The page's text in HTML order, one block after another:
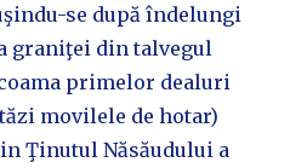
se după îndelungi
graniţei din talvegul
primelor dealuri
movilele de hotar)
Ţinutul Năsăudului a